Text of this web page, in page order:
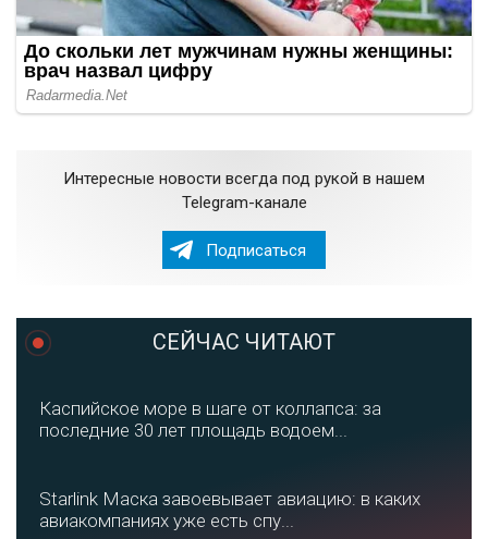
Интересные новости всегда под рукой в нашем
Telegram-канале
Подписаться
СЕЙЧАС ЧИТАЮТ
Каспийское море в шаге от коллапса: за
последние 30 лет площадь водоем...
Starlink Маска завоевывает авиацию: в каких
авиакомпаниях уже есть спу...